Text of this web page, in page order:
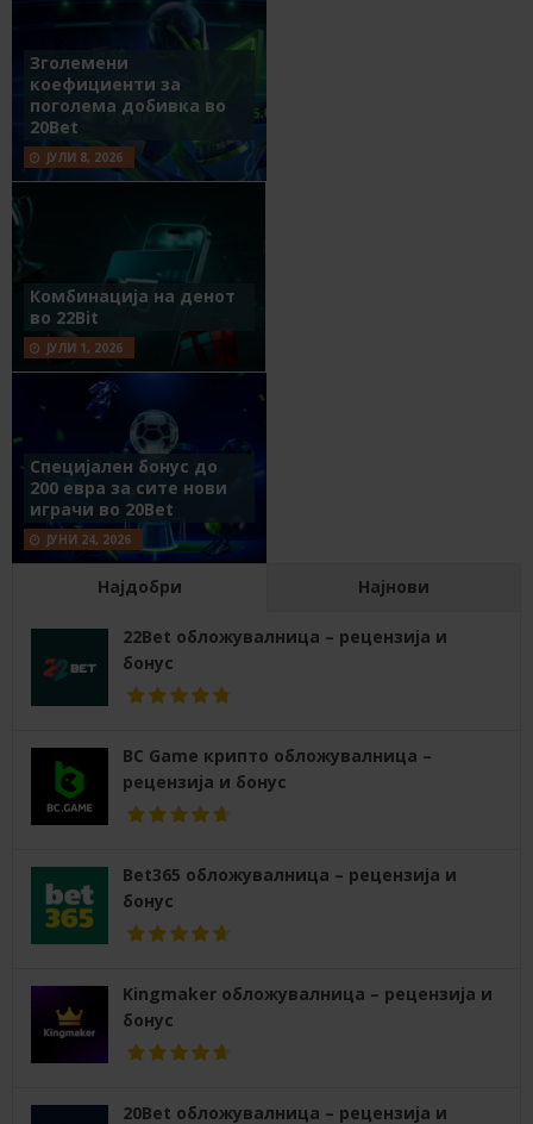
Зголемени
коефициенти за
поголема добивка во
20Bet
ЈУЛИ 8, 2026
Комбинација на денот
во 22Bit
ЈУЛИ 1, 2026
Специјален бонус до
200 евра за сите нови
играчи во 20Bet
ЈУНИ 24, 2026
Најдобри Најнови
22Bet обложувалница – рецензија и
бонус
BC Game крипто обложувалница –
рецензија и бонус
Bet365 обложувалница – рецензија и
бонус
Kingmaker обложувалница – рецензија и
бонус
20Bet обложувалница – рецензија и